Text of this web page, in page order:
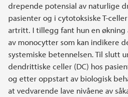
drepende potensial av naturlige
pasienter og i cytotoksiske T-
artritt. I tillegg fant hun en
av monocytter som kan indikere
systemiske betennelsen. Til slutt
dendrittiske celler (DC) hos
og etter oppstart av biologisk
at vedvarende lave nivåene av